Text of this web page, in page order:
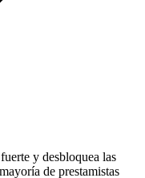
y desbloquea las
de prestamistas